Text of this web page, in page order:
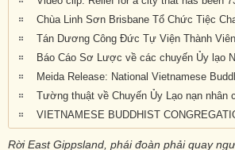
Rời East Gippsland, phái đoàn phải quay